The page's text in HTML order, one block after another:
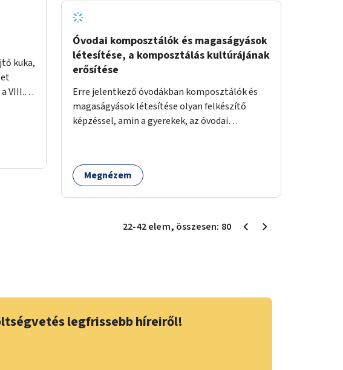
kuka,
VIII.
Óvodai komposztálók és magaságyások
létesítése, a komposztálás kultúrájának
erősítése
Erre jelentkező óvodákban komposztálók és
magaságyások létesítése olyan felkészítő
képzéssel, amin a gyerekek, az óvodai
Megnézem
22-42elem, összesen: 80
legfrissebb híreiről!